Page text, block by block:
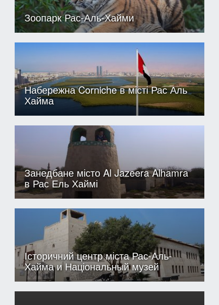
Зоопарк Рас-Аль-Хайми
Набережна Corniche в місті Рас Аль
Хайма
Занедбане місто Al Jazeera Alhamra
в Рас Ель Хаймі
Історичний центр міста Рас-Аль-
Хайма и Національный музей